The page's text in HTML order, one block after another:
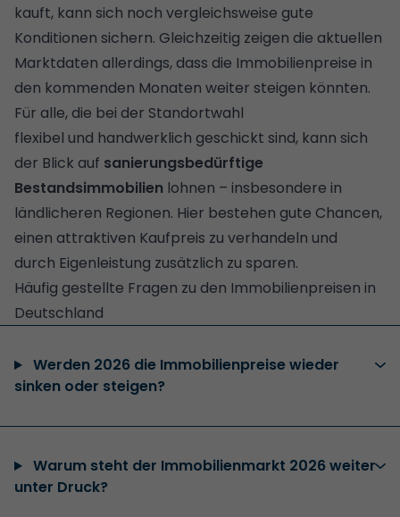
kauft, kann sich noch vergleichsweise gute
Konditionen sichern. Gleichzeitig zeigen die aktuellen
Marktdaten allerdings, dass die Immobilienpreise in
den kommenden Monaten weiter steigen könnten.
Für alle, die bei der Standortwahl
flexibel und handwerklich geschickt sind, kann sich
der Blick auf sanierungsbedürftige
Bestandsimmobilien lohnen – insbesondere in
ländlicheren Regionen. Hier bestehen gute Chancen,
einen attraktiven Kaufpreis zu verhandeln und
durch Eigenleistung zusätzlich zu sparen.
Häufig gestellte Fragen zu den Immobilienpreisen in
Deutschland
Werden 2026 die Immobilienpreise wieder
sinken oder steigen?
Warum steht der Immobilienmarkt 2026 weiter
unter Druck?